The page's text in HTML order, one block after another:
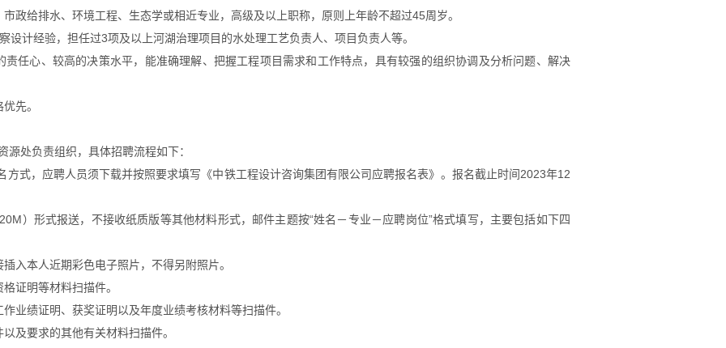
政给排水、环境工程、生态学或相近专业，高级及以上职称，原则上年龄不超过45周岁。
设计经验，担任过3项及以上河湖治理项目的水处理工艺负责人、项目负责人等。
责任心、较高的决策水平，能准确理解、把握工程项目需求和工作特点，具有较强的组织协调及分析问题、解决
先。
处负责组织，具体招聘流程如下：
方式，应聘人员须下载并按照要求填写《中铁工程设计咨询集团有限公司应聘报名表》。报名截止时间2023年12
20M）形式报送，不接收纸质版等其他材料形式，邮件主题按“姓名－专业－应聘岗位”格式填写，主要包括如下四
入本人近期彩色电子照片，不得另附照片。
证明等材料扫描件。
业绩证明、获奖证明以及年度业绩考核材料等扫描件。
及要求的其他有关材料扫描件。